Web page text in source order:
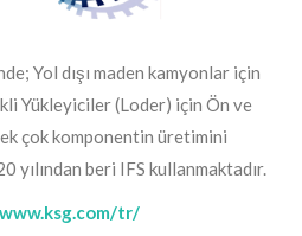
Yol dışı maden kamyonlar için
Yükleyiciler (Loder) için Ön ve
çok komponentin üretimini
beri IFS kullanmaktadır.
tr/